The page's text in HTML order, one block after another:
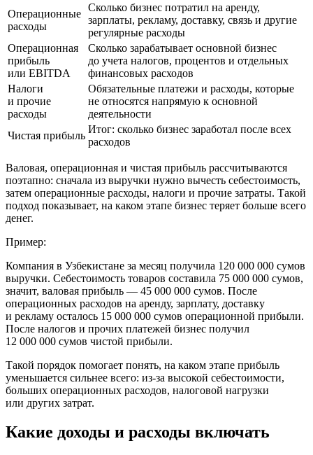
Операционные
расходы
Сколько бизнес потратил на аренду,
зарплаты, рекламу, доставку, связь и другие
регулярные расходы
Операционная
прибыль
или EBITDA
Сколько зарабатывает основной бизнес
до учета налогов, процентов и отдельных
финансовых расходов
Налоги
и прочие
расходы
Обязательные платежи и расходы, которые
не относятся напрямую к основной
деятельности
Чистая прибыль
Итог: сколько бизнес заработал после всех
расходов
Валовая, операционная и чистая прибыль рассчитываются
поэтапно: сначала из выручки нужно вычесть себестоимость,
затем операционные расходы, налоги и прочие затраты. Такой
подход показывает, на каком этапе бизнес теряет больше всего
денег.
Пример:
Компания в Узбекистане за месяц получила 120 000 000 сумов
выручки. Себестоимость товаров составила 75 000 000 сумов,
значит, валовая прибыль — 45 000 000 сумов. После
операционных расходов на аренду, зарплату, доставку
и рекламу осталось 15 000 000 сумов операционной прибыли.
После налогов и прочих платежей бизнес получил
12 000 000 сумов чистой прибыли.
Такой порядок помогает понять, на каком этапе прибыль
уменьшается сильнее всего: из-за высокой себестоимости,
больших операционных расходов, налоговой нагрузки
или других затрат.
Какие доходы и расходы включать